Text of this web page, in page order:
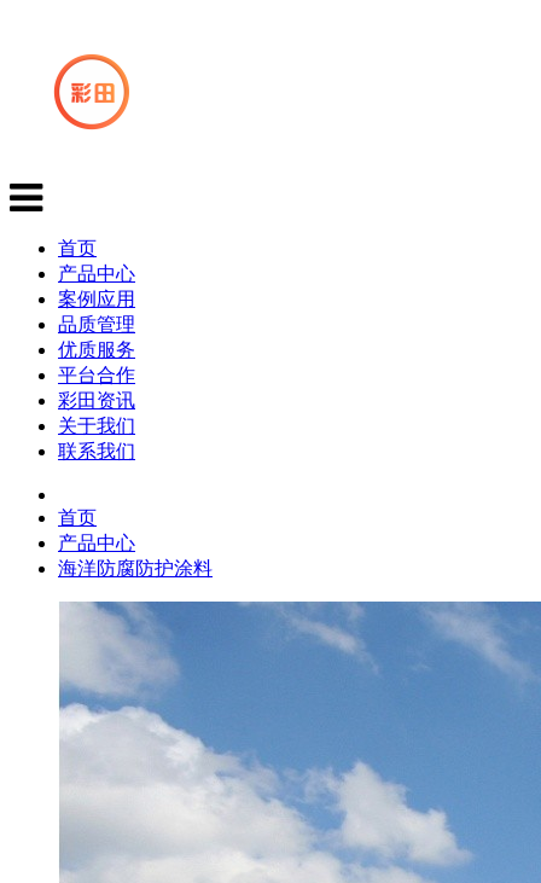
首页
产品中心
案例应用
品质管理
优质服务
平台合作
彩田资讯
关于我们
联系我们
首页
产品中心
海洋防腐防护涂料